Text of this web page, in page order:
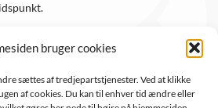
bruger cookies
sættes af tredjepartstjenester. Ved at klikke
af cookies. Du kan til enhver tid ændre eller
medier, så er du altid opdateret.